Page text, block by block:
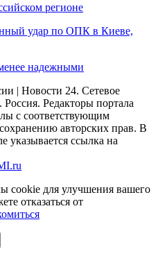
регионе
удар по ОПК в Киеве,
надежными
| Новости 24. Сетевое
Редакторы портала
с соответствующим
авторских прав. В
указывается ссылка на
cookie для улучшения вашего
отказаться от